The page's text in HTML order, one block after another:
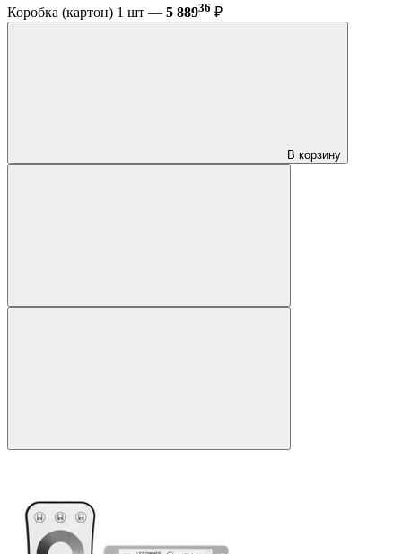
Коробка (картон) 1 шт — 5 88936 ₽
В корзину